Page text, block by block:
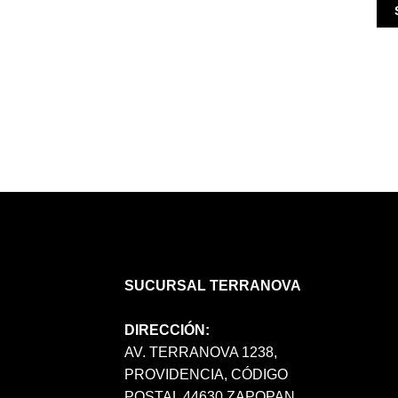
SUCURSAL TERRANOVA
DIRECCIÓN:
AV. TERRANOVA 1238,
PROVIDENCIA, CÓDIGO